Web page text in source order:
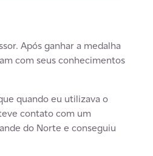
Após ganhar a medalha
com seus conhecimentos
quando eu utilizava o
contato com um
do Norte e conseguiu